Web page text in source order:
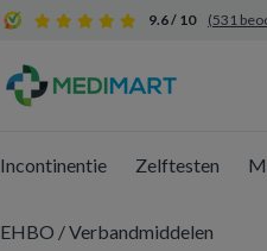
9.6 / 10 (531
Incontinentie Zelftesten
EHBO / Verbandmiddelen